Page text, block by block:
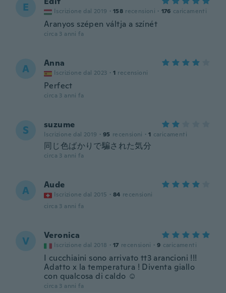
E Iscrizione dal 2019 · 158 recensioni · 176 caricamenti
Aranyos szépen váltja a színét
circa 3 anni fa
A Anna
Iscrizione dal 2023 · 1 recensioni
Perfect
circa 3 anni fa
S suzume
Iscrizione dal 2019 · 95 recensioni · 1 caricamenti
同じ色ばかりで騙された気分
circa 3 anni fa
A Aude
Iscrizione dal 2015 · 84 recensioni
circa 3 anni fa
V Veronica
Iscrizione dal 2018 · 17 recensioni · 9 caricamenti
I cucchiaini sono arrivato tt3 arancioni !!!
Adatto x la temperatura ! Diventa giallo
con qualcosa di caldo ☺️
circa 3 anni fa